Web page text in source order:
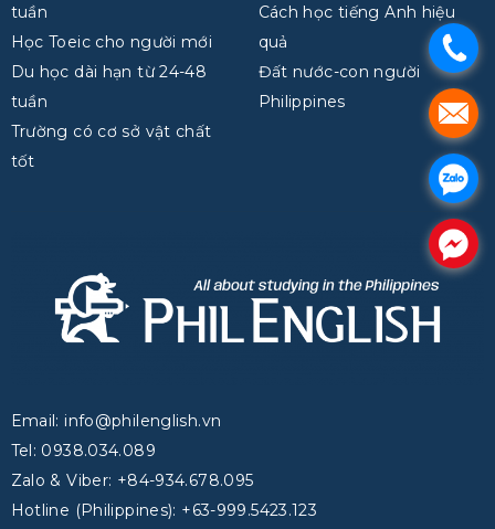
tuần
Học Toeic cho người mới
Du học dài hạn từ 24-48
tuần
Trường có cơ sở vật chất
tốt
Cách học tiếng Anh hiệu
quả
Đất nước-con người
Philippines
Email: info@philenglish.vn
Tel: 0938.034.089
Zalo & Viber: +84-934.678.095
Hotline (Philippines): +63-999.5423.123
.
.
.
.